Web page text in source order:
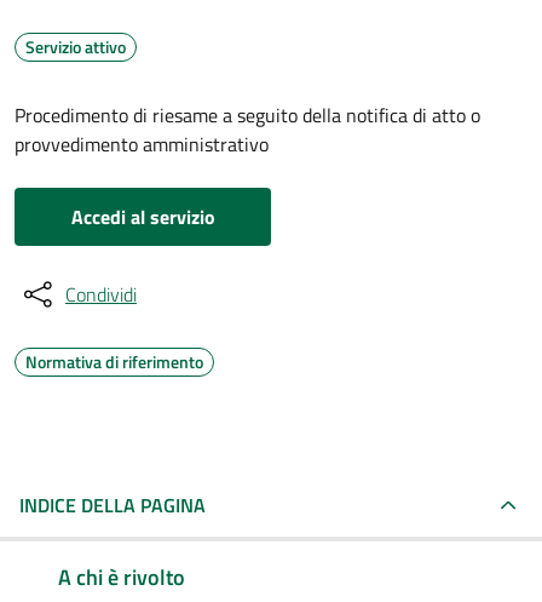
Servizio attivo
Procedimento di riesame a seguito della notifica di atto o
provvedimento amministrativo
Accedi al servizio
Condividi
Normativa di riferimento
INDICE DELLA PAGINA
A chi è rivolto